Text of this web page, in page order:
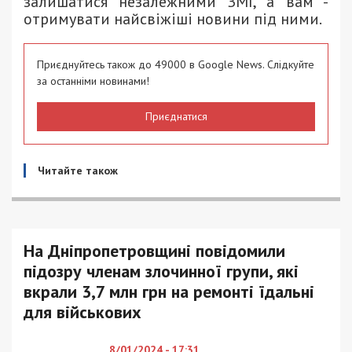
отримувати найсвіжіші новини під ними.
Приєднуйтесь також до 49000 в Google News. Слідкуйте
за останніми новинами!
Приєднатися
Читайте також
На Дніпропетровщині повідомили
підозру членам злочинної групи, які
вкрали 3,7 млн грн на ремонті їдальні
для військових